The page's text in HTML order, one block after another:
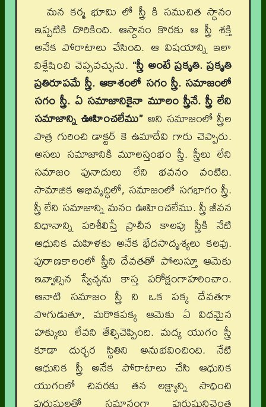
మన కర్మ భూమి లో స్త్రీ కి సముచిత స్థానం
ఇప్పటికి దొరికింది. ఆస్థానం కొరకు ఆ స్త్రీ శక్తి
అనేక పోరాటాలు చేసింది. ఆ విషయాన్ని ఇలా
విశ్లేషించి చెప్పవచ్చును. “స్త్రీ అంటే ప్రకృతి. ప్రకృతి
ప్రతిరూపమే స్త్రీ. ఆకాశంలో సగం స్త్రీ. సమాజంలో
సగం స్త్రీ. ఏ సమాజానికైనా మూలం స్త్రీనే. స్త్రీ లేని
సమాజాన్ని ఊహించలేము”అని సమాజంలో స్త్రీల
పాత్ర గురించి డాక్టర్ కె ఉమాదేవి గారు చెప్పారు.
అసలు సమాజానికి మూలస్తంభం స్త్రీ. స్త్రీలు లేని
సమాజం పునాదులు లేని భవనం వంటిది.
సామాజిక అభివృద్ధిలో, సమాజంలో సగభాగం స్త్రీ.
స్త్రీ లేని సమాజాన్ని మనం ఊహించలేము. స్త్రీ జీవన
విధానాన్ని పరిశీలిస్తే ప్రాచీన కాలపు స్త్రీకి నేటి
ఆధునిక మహిళకు అనేక భేదసాదృశ్యలు కలవు.
పురాణకాలంలో స్త్రీని దేవతతో పోలుస్తూ ఆమెకు
ఇవ్వాల్సిన స్వేచ్ఛను కాస్త పరోక్షంగాహరించాం.
ఆనాటి సమాజం స్త్రీ ని ఒక పక్క దేవతగా
పొగుడుతూ, మరొకపక్క ఆమెకు ఏ విధమైన
హక్కులు లేవని తేల్చిచెప్పింది. మద్య యుగం స్త్రీ
కూడా దుర్భర స్థితిని అనుభవించింది. నేటి
ఆధునిక స్త్రీ అనేక పోరాటాలు చేసి ఆధునిక
యుగంలో చివరకు తన లక్ష్యాన్ని సాధించి